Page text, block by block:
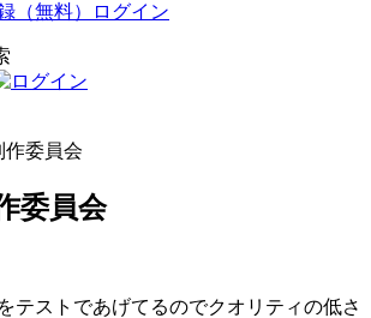
（無料） ログイン
委員会
テストであげてるのでクオリティの低さ